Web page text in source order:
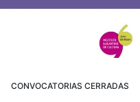
CONVOCATORIAS CERRADAS